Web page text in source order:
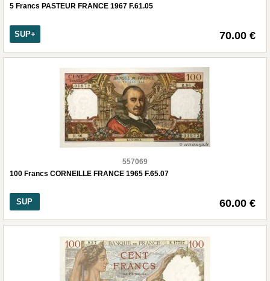
5 Francs PASTEUR FRANCE 1967 F.61.05
SUP+ 70.00 €
557069
100 Francs CORNEILLE FRANCE 1965 F.65.07
SUP 60.00 €